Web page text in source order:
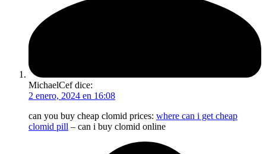
MichaelCef dice:
2 enero, 2024 en 16:08
can you buy cheap clomid prices: where can i get cheap
clomid pill – can i buy clomid online